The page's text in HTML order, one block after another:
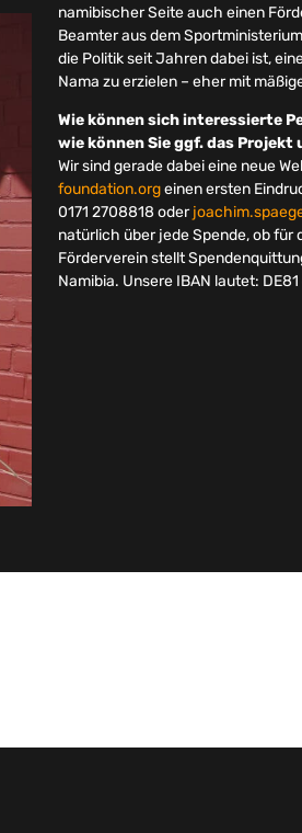
namibischer Seite auch einen
Beamter aus dem
die Politik seit Jahren dabei ist,
Nama zu erzielen – eher mit
Wie können sich interessierte
wie können Sie ggf. das
Wir sind gerade dabei eine neue
foundation.orgeinen ersten
0171 2708818 oder
natürlich über jede Spende, ob für
Förderverein stellt
Namibia. Unsere IBAN lautet: